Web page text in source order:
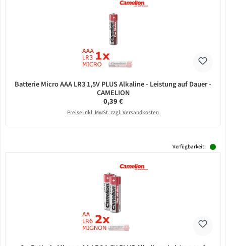
Batterie Micro AAA LR3 1,5V PLUS Alkaline - Leistung auf Dauer -
CAMELION
Regulärer Preis:
0,39 €
Preise inkl. MwSt. zzgl. Versandkosten
Verfügbarkeit: